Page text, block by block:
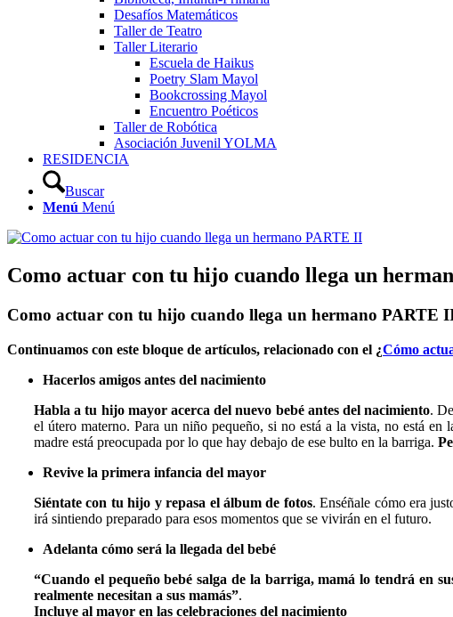
Desafíos Matemáticos
Taller de Teatro
Taller Literario
Escuela de Haikus
Poetry Slam Mayol
Bookcrossing Mayol
Encuentro Poéticos
Taller de Robótica
Asociación Juvenil YOLMA
RESIDENCIA
Buscar
Menú Menú
Como actuar con tu hijo cuando llega un
Como actuar con tu hijo cuando llega un hermano PARTE
Continuamos con este bloque de artículos, relacionado con el ¿Cómo
Hacerlos amigos antes del nacimiento
Habla a tu hijo mayor acerca del nuevo bebé antes del nacimiento.
el útero materno. Para un niño pequeño, si no está a la vista, no está
madre está preocupada por lo que hay debajo de ese bulto en la barriga.
Revive la primera infancia del mayor
Siéntate con tu hijo y repasa el álbum de fotos. Enséñale cómo era
irá sintiendo preparado para esos momentos que se vivirán en el futuro.
Adelanta cómo será la llegada del bebé
“Cuando el pequeño bebé salga de la barriga, mamá lo tendrá en
realmente necesitan a sus mamás”.
Incluye al mayor en las celebraciones del nacimiento